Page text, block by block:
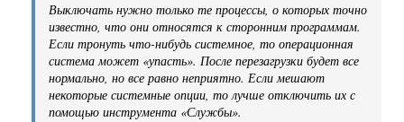
Выключать нужно только те процессы, о которых точно
известно, что они относятся к сторонним программам.
Если тронуть что-нибудь системное, то операционная
система может «упасть». После перезагрузки будет все
нормально, но все равно неприятно. Если мешают
некоторые системные опции, то лучше отключить их с
помощью инструмента «Службы».